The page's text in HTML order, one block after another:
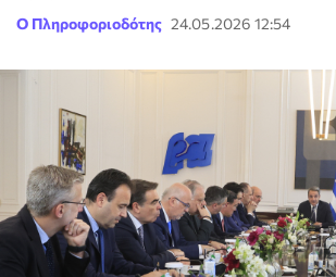
Ο Πληροφοριοδότης 24.05.2026 12:54